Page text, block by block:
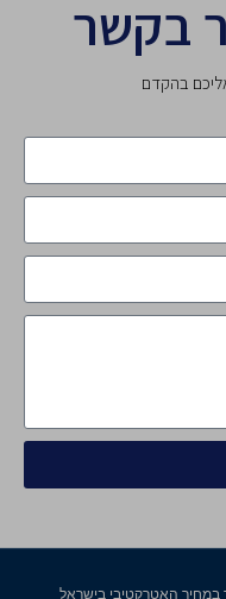
בקשר
בהקדם